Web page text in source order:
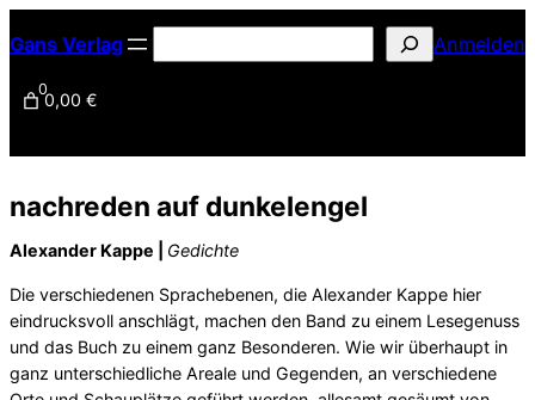
Inhalt
springen
Gans Verlag
n
Anmelden
0
0,00 €
nachreden auf dunkelengel
Alexander Kappe | Gedichte
Die verschiedenen Sprachebenen, die Alexander Kappe hier
eindrucksvoll anschlägt, machen den Band zu einem Lesegenuss
und das Buch zu einem ganz Besonderen. Wie wir überhaupt in
ganz unterschiedliche Areale und Gegenden, an verschiedene